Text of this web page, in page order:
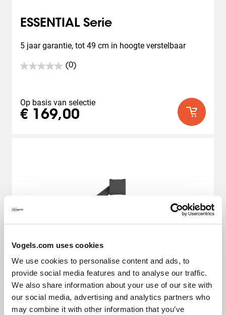
Vogels.com uses cookies
We use cookies to personalise content and ads, to
provide social media features and to analyse our traffic.
We also share information about your use of our site with
our social media, advertising and analytics partners who
may combine it with other information that you’ve
ESSENTIAL Serie
5 jaar garantie, tot 49 cm in hoogte verstelbaar
(0)
0.0
5
sterren.
Op basis van selectie
€ 169,00
ESSENTIAL Serie